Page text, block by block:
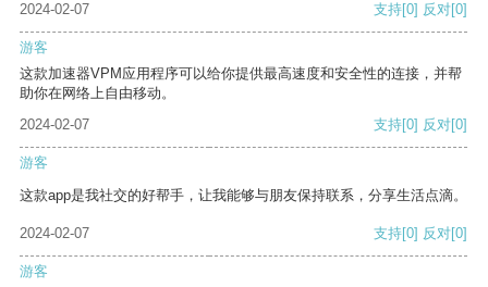
2024-02-07 支持[0] 反对[0]
游客
这款加速器VPM应用程序可以给你提供最高速度和安全性的连接，并帮
助你在网络上自由移动。
2024-02-07
支持[0] 反对[0]
游客
这款app是我社交的好帮手，让我能够与朋友保持联系，分享生活点滴。
2024-02-07 支持[0] 反对[0]
游客